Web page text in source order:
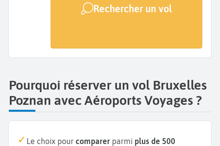
Rechercher un vol
Pourquoi réserver un vol Bruxelles
Poznan avec Aéroports Voyages ?
Le choix pour comparer parmi plus de 500